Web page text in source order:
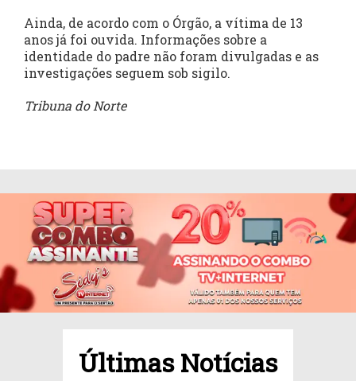
Ainda, de acordo com o Órgão, a vítima de 13
anos já foi ouvida. Informações sobre a
identidade do padre não foram divulgadas e as
investigações seguem sob sigilo.
Tribuna do Norte
Últimas Notícias